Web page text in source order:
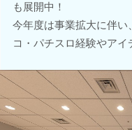
も展開中！
今年度は事業拡大に伴
コ・パチスロ経験やアイ